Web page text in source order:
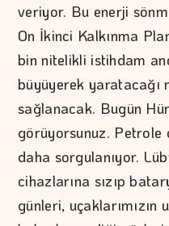
veriyor. Bu enerji
On İkinci Kalkınma
bin nitelikli istihdam
büyüyerek
sağlanacak. Bugün
görüyorsunuz. Petrole
daha sorgulanıyor.
cihazlarına sızıp
günleri, uçaklarımızın